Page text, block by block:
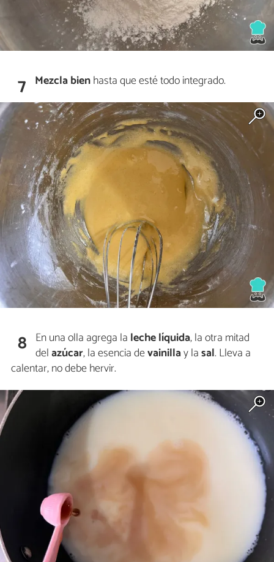
7 Mezcla bienhasta que esté todo integrado.
8 En una olla agrega la leche líquida, la otra mitad
delazúcar, la esencia devainillay lasal. Lleva a
calentar, no debe hervir.